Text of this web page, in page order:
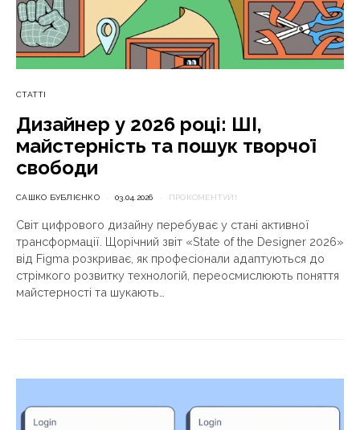
СТАТТІ
Дизайнер у 2026 році: ШІ,
майстерність та пошук творчої
свободи
САШКО БУБЛІЄНКО 03.04.2026 ПРОКОМЕНТУЙ!
Світ цифрового дизайну перебуває у стані активної
трансформації. Щорічний звіт «State of the Designer 2026»
від Figma розкриває, як професіонали адаптуються до
стрімкого розвитку технологій, переосмислюють поняття
майстерності та шукають…